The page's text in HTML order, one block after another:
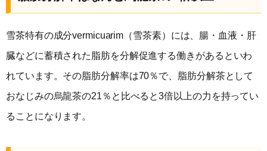
雪茶特有の成分vermicuarim（雪茶素）には、腸・血液・肝
臓などに蓄積された脂肪を分解促進する働きがあるといわ
れています。その脂肪分解率は70％で、脂肪分解茶として
おなじみの烏龍茶の21％と比べると3倍以上の力を持ってい
ることになります。